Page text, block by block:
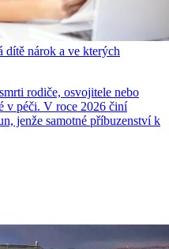
dítě nárok a ve kterých
rodiče, osvojitele nebo
v péči. V roce 2026 činí
jenže samotné příbuzenství k